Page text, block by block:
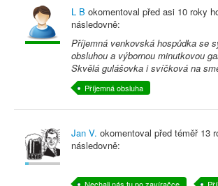
L B okomentoval před asi 10 roky
následovně:
Příjemná venkovská hospůdka se
obsluhou a výbornou minutkovou
Skvělá gulášovka i svíčková na
Příjemná obsluha
Jan V. okomentoval před téměř 13
následovně: